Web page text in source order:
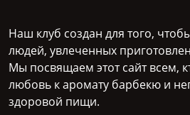
Наш клуб создан для того,
людей, увлеченных
Мы посвящаем этот сайт всем,
любовь к аромату барбекю и
здоровой пищи.